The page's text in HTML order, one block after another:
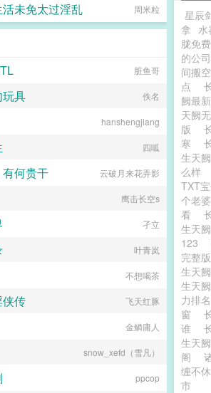
星辰
拿 水
胧免
的公
间搬
点
阙最新
天阙
版
寒
生天
么样
TXT
个老婆
看
生天
123
完整版
生天
生天
力排名
窗
谁
生天
阁
缠不休
市
未免太过淫乱 周米粒
脏鱼哥
具 佚名
hanshengjiang
四呱
何贵干 云破月来花弄影
鹰击长空s
孑立
叶青岚
不想喝茶
传 飞天红豚
金鳞庸人
snow_xefd（雪凡）
ppcop